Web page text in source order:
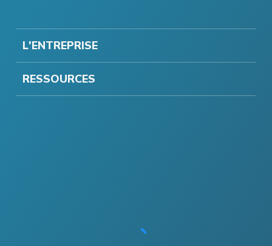
L'ENTREPRISE
RESSOURCES